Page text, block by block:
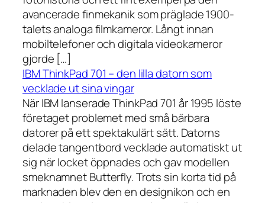
avancerade finmekanik som präglade 1900-
talets analoga filmkameror. Långt innan
mobiltelefoner och digitala videokameror
gjorde […]
IBM ThinkPad 701 – den lilla datorn som
vecklade ut sina vingar
När IBM lanserade ThinkPad 701 år 1995 löste
företaget problemet med små bärbara
datorer på ett spektakulärt sätt. Datorns
delade tangentbord vecklade automatiskt ut
sig när locket öppnades och gav modellen
smeknamnet Butterfly. Trots sin korta tid på
marknaden blev den en designikon och en